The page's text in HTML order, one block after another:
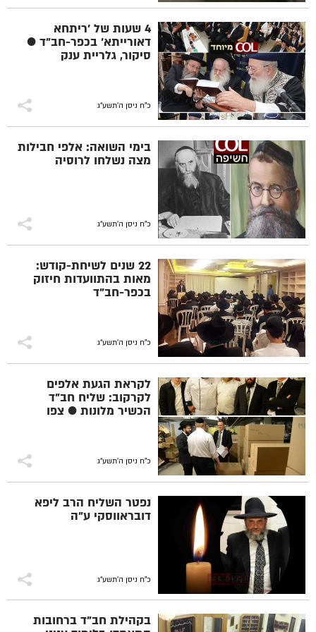
4 שעות של 'ריתחא
דאורייתא' בכפר-חב"ד ●
סיקור, גלריית ענק
כ"ח ניסן ה׳תשע״ג
בימי השואה: אלפי חבילות
מצה נשלחו לרוסיה
כ"ח ניסן ה׳תשע״ג
22 שנים לשיחת-קודש:
מאות בהתוועדות חיזוק
בכפר-חב"ד
כ"ח ניסן ה׳תשע״ג
לקראת הגעת אלפים
לקרקוב: שליח חב"ד
הכשיר מלונות ● צפו
כ"ח ניסן ה׳תשע״ג
נפטר השליח הרב ליפא
דובראווסקי ע"ה
כ"ח ניסן ה׳תשע״ג
בקהילת חב"ד ברחובות